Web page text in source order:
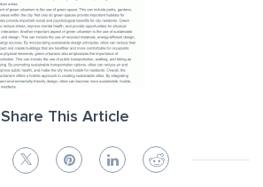
Share This Article